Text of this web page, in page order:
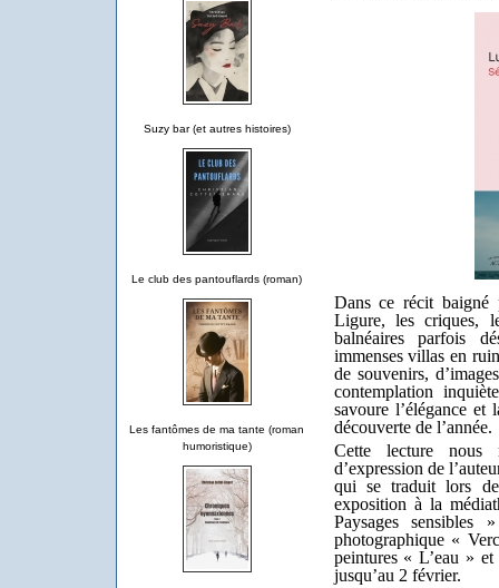
Suzy bar (et autres histoires)
Le club des pantouflards (roman)
Les fantômes de ma tante (roman
humoristique)
Dans ce récit
Ligure, les criques,
balnéaires parfois
immenses villas en
de souvenirs,
contemplation
savoure l’élégance
découverte de
Cette lecture nous
d’expression de
qui se traduit lors
exposition à la
Paysages
photographique «
peintures « L’eau »
jusqu’au 2 février.